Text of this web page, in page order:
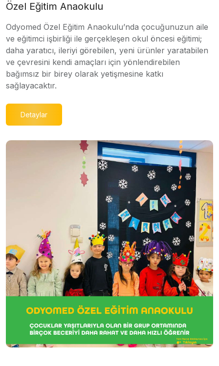
Özel Eğitim Anaokulu
Odyomed Özel Eğitim Anaokulu’nda çocuğunuzun aile
ve eğitimci işbirliği ile gerçekleşen okul öncesi eğitimi;
daha yaratıcı, ileriyi görebilen, yeni ürünler yaratabilen
ve çevresini kendi amaçları için yönlendirebilen
bağımsız bir birey olarak yetişmesine katkı
sağlayacaktır.
Detaylar